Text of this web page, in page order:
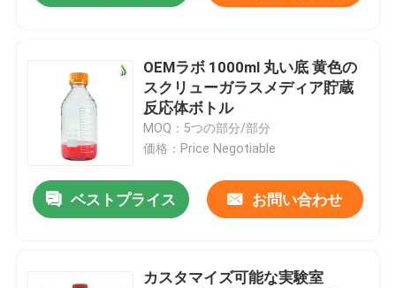
OEMラボ 1000ml 丸い底 黄色の
スクリューガラスメディア貯蔵
反応体ボトル
MOQ：5つの部分/部分
価格：Price Negotiable
ベストプライス お問い合わせ
カスタマイズ可能な実験室